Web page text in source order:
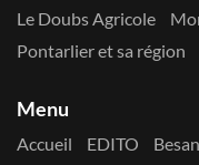
Le Doubs Agricole
Pontarlier et sa région
Menu
Accueil EDITO